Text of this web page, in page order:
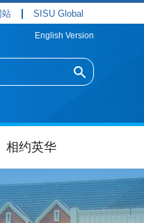
站 SISU Global
English Version
相约英华